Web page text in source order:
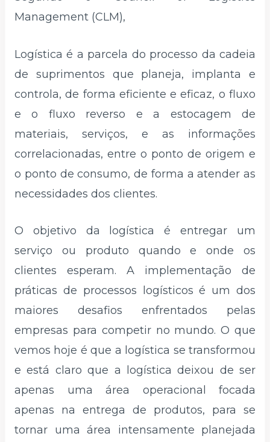
Management (CLM),
Logística é a parcela do processo da cadeia
de suprimentos que planeja, implanta e
controla, de forma eficiente e eficaz, o fluxo
e o fluxo reverso e a estocagem de
materiais, serviços, e as informações
correlacionadas, entre o ponto de origem e
o ponto de consumo, de forma a atender as
necessidades dos clientes.
O objetivo da logística é entregar um
serviço ou produto quando e onde os
clientes esperam. A implementação de
práticas de processos logísticos é um dos
maiores desafios enfrentados pelas
empresas para competir no mundo. O que
vemos hoje é que a logística se transformou
e está claro que a logística deixou de ser
apenas uma área operacional focada
apenas na entrega de produtos, para se
tornar uma área intensamente planejada